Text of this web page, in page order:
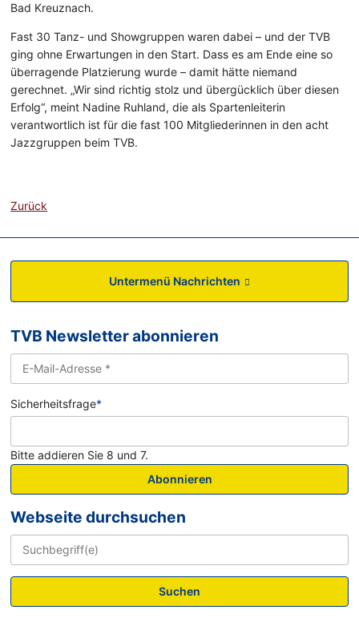
Bad Kreuznach.
Fast 30 Tanz- und Showgruppen waren dabei – und der TVB
ging ohne Erwartungen in den Start. Dass es am Ende eine so
überragende Platzierung wurde – damit hätte niemand
gerechnet. „Wir sind richtig stolz und übergücklich über diesen
Erfolg“, meint Nadine Ruhland, die als Spartenleiterin
verantwortlich ist für die fast 100 Mitgliederinnen in den acht
Jazzgruppen beim TVB.
Zurück
Untermenü Nachrichten
TVB Newsletter abonnieren
Sicherheitsfrage*
Bitte addieren Sie 8 und 7.
Abonnieren
Webseite durchsuchen
Suchen